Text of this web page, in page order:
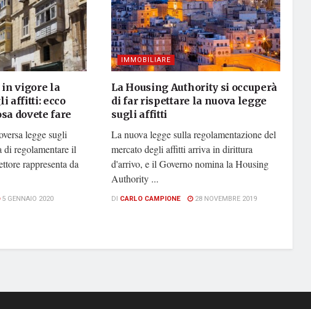
in vigore la
affitti: ecco
dovete fare
legge sugli
regolamentare il
rappresenta da
5 GENNAIO 2020
IMMOBILIARE
La Housing Authority si occuperà
di far rispettare la nuova legge
sugli affitti
La nuova legge sulla regolamentazione del
mercato degli affitti arriva in dirittura
d'arrivo, e il Governo nomina la Housing
Authority ...
DI CARLO CAMPIONE 28 NOVEMBRE 2019